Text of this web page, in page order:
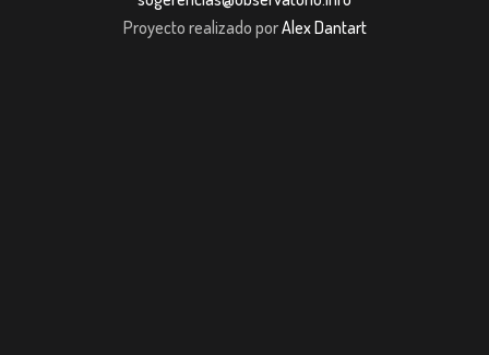
Proyecto realizado porAlex Dantart